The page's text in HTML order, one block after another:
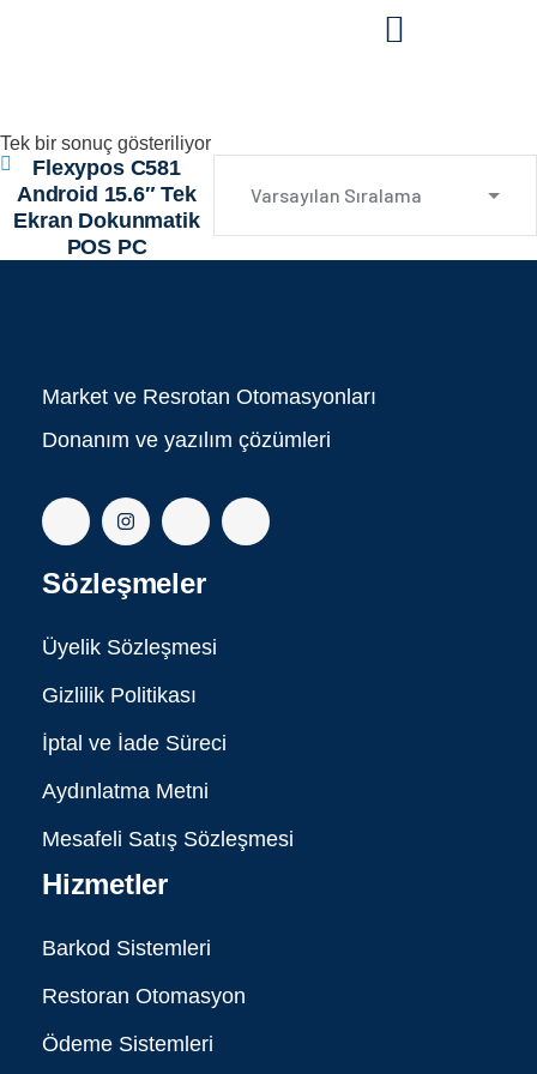
Tek bir sonuç gösteriliyor
Flexypos C581
Android 15.6″ Tek
Ekran Dokunmatik
POS PC
Market ve Resrotan Otomasyonları
Donanım ve yazılım çözümleri
Sözleşmeler
Üyelik Sözleşmesi
Gizlilik Politikası
İptal ve İade Süreci
Aydınlatma Metni
Mesafeli Satış Sözleşmesi
Hizmetler
Barkod Sistemleri
Restoran Otomasyon
Ödeme Sistemleri